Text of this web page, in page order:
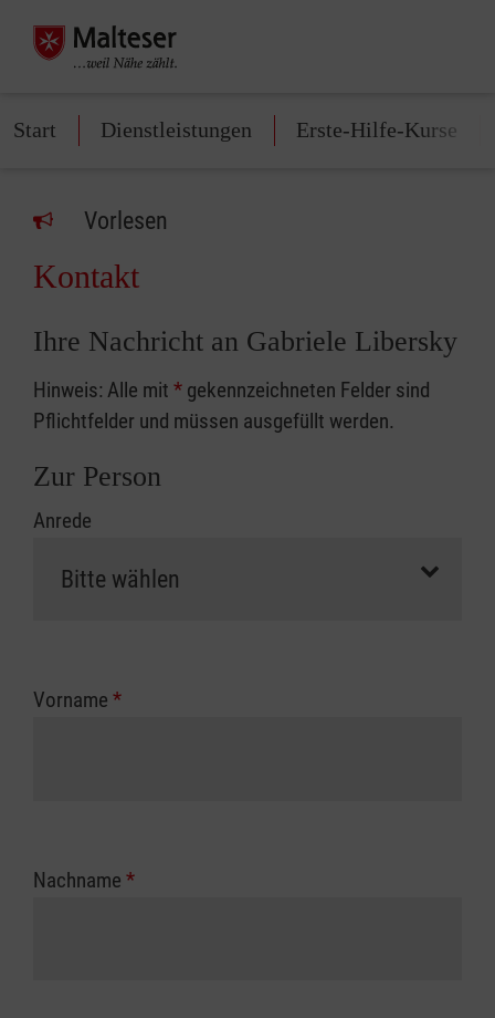
Start Dienstleistungen Erste-Hilfe-Kurse
Vorlesen
Kontakt
Ihre Nachricht an Gabriele Libersky
Hinweis: Alle mit * gekennzeichneten Felder sind
Pflichtfelder und müssen ausgefüllt werden.
Zur Person
Anrede
Vorname *
Nachname *